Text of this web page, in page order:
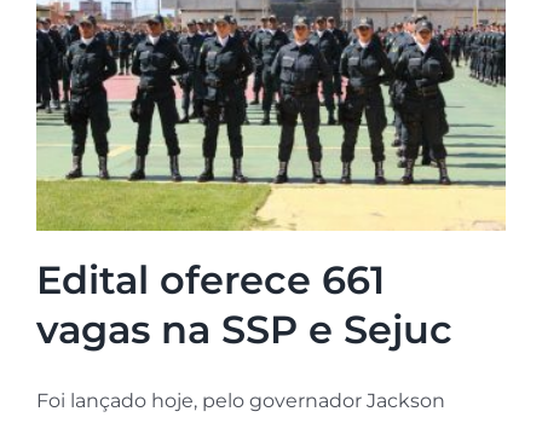
Edital oferece 661
vagas na SSP e Sejuc
Foi lançado hoje, pelo governador Jackson